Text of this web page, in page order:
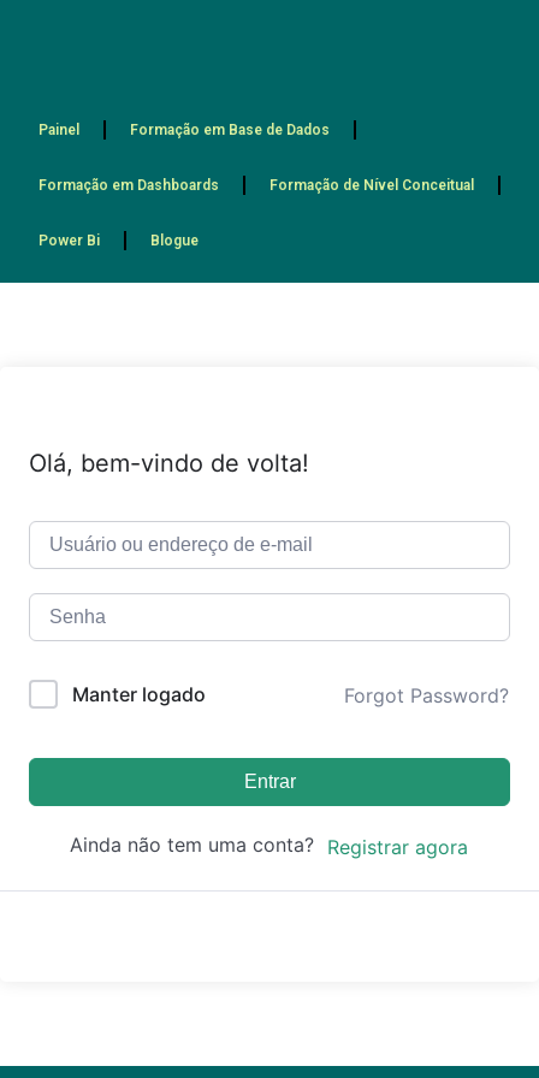
Painel Formação em Base de Dados
Formação em Dashboards Formação de Nível Conceitual
Power Bi Blogue
Olá, bem-vindo de volta!
Manter logado Forgot Password?
Entrar
Ainda não tem uma conta? Registrar agora